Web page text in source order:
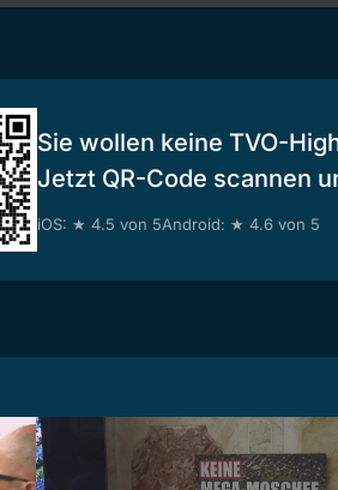
Sie wollen keine TVO-
Jetzt QR-Code scannen
iOS: ★ 4.5 von 5Android: ★ 4.6 von 5